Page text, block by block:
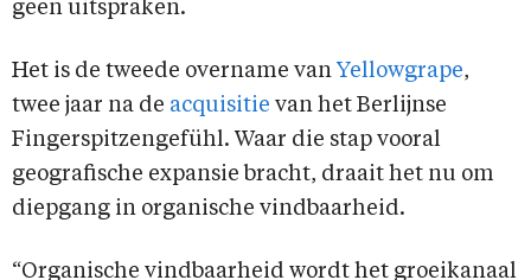
geen uitspraken.
Het is de tweede overname van Yellowgrape,
twee jaar na de acquisitie van het Berlijnse
Fingerspitzengefühl. Waar die stap vooral
geografische expansie bracht, draait het nu om
diepgang in organische vindbaarheid.
“Organische vindbaarheid wordt het groeikanaal